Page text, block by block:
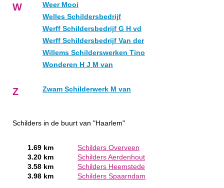
W
Weer Mooi
Welles Schildersbedrijf
Werff Schildersbedrijf G H vd
Werff Schildersbedrijf Van der
Willems Schilderswerken Tino
Wonderen H J M van
Z Zwam Schilderwerk M van
Schilders in de buurt van "Haarlem"
1.69 km
Schilders Overveen
3.20 km
Schilders Aerdenhout
3.58 km
Schilders Heemstede
3.98 km
Schilders Spaarndam